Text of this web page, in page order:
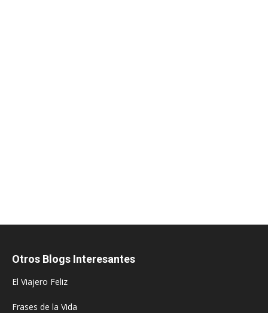
Otros Blogs Interesantes
El Viajero Feliz
Frases de la Vida